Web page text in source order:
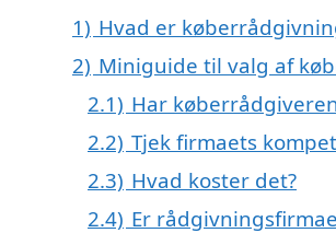
1) Hvad er
2) Miniguide til valg af
2.1) Har
2.2) Tjek firmaets
2.3) Hvad koster det?
2.4) Er